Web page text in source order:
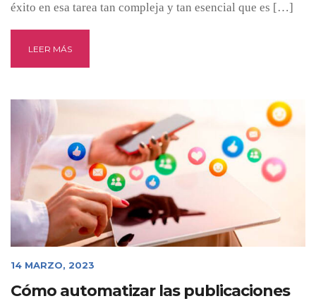
éxito en esa tarea tan compleja y tan esencial que es […]
LEER MÁS
14 MARZO, 2023
Cómo automatizar las publicaciones